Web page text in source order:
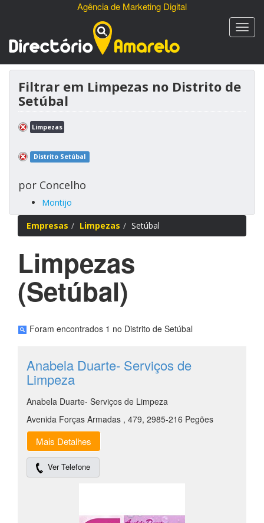
Agência de Marketing Digital
Filtrar em Limpezas no Distrito de
Setúbal
Limpezas
Distrito Setúbal
por Concelho
Montijo
Empresas Limpezas Setúbal
Limpezas
(Setúbal)
Foram encontrados 1 no Distrito de Setúbal
Anabela Duarte- Serviços de
Limpeza
Anabela Duarte- Serviços de Limpeza
Avenida Forças Armadas , 479, 2985-216 Pegões
Mais Detalhes
Ver Telefone